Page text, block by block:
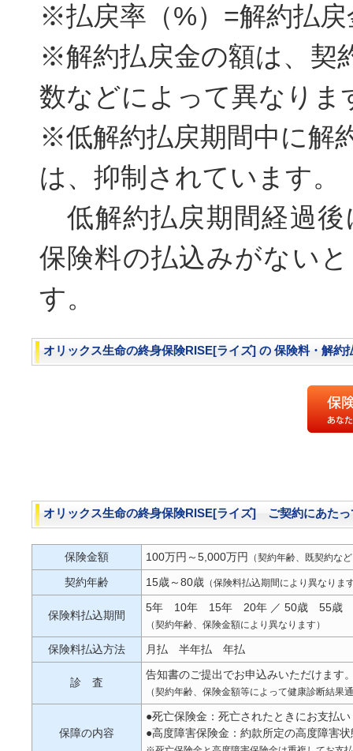
※払戻率（%）=解約払
※解約払戻金の額は、契
数などによって異なりま
※低解約払戻期間中に解
は、抑制されています。
低解約払戻期間経過後
保険料の払込みがない
す。
オリックス生命の終身保険RISE[ライズ] の 保険料・解約
オリックス生命の終身保険RISE[ライズ] ご契約にあたっ
保険金額 100万円～5,000万円 （契約年齢、既契約な
契約年齢 15歳～80歳 （保険料払込期間により異なりま
保険料払込期間
5年 10年 15年 20年 ／ 50歳 55歳
（契約年齢、保険金額により異なります）
保険料払込方法 月払 半年払 年払
診 査
告知書のご提出でお申込みいただけます
（契約年齢、保険金額等によって健康診断結
保障の内容
●死亡保険金：死亡されたときにお支払
●高度障害保険金：約款所定の高度障害